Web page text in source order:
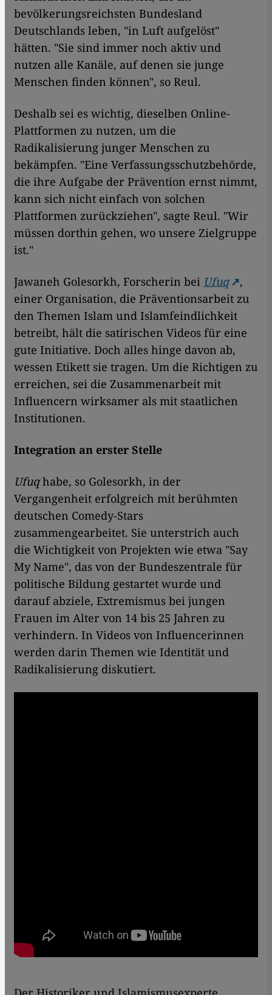
bevölkerungsreichsten Bundesland
Deutschlands leben, "in Luft aufgelöst"
hätten. "Sie sind immer noch aktiv und
nutzen alle Kanäle, auf denen sie junge
Menschen finden können", so Reul.
Deshalb sei es wichtig, dieselben Online-
Plattformen zu nutzen, um die
Radikalisierung junger Menschen zu
bekämpfen. "Eine Verfassungsschutzbehörde,
die ihre Aufgabe der Prävention ernst nimmt,
kann sich nicht einfach von solchen
Plattformen zurückziehen", sagte Reul. "Wir
müssen dorthin gehen, wo unsere Zielgruppe
ist."
Jawaneh Golesorkh, Forscherin bei Ufuq
,
einer Organisation, die Präventionsarbeit zu
den Themen Islam und Islamfeindlichkeit
betreibt, hält die satirischen Videos für eine
gute Initiative. Doch alles hinge davon ab,
wessen Etikett sie tragen. Um die Richtigen zu
erreichen, sei die Zusammenarbeit mit
Influencern wirksamer als mit staatlichen
Institutionen.
Integration an erster Stelle
Ufuqhabe, so Golesorkh, in der
Vergangenheit erfolgreich mit berühmten
deutschen Comedy-Stars
zusammengearbeitet. Sie unterstrich auch
die Wichtigkeit von Projekten wie etwa "Say
My Name", das von der Bundeszentrale für
politische Bildung gestartet wurde und
darauf abziele, Extremismus bei jungen
Frauen im Alter von 14 bis 25 Jahren zu
verhindern. In Videos von Influencerinnen
werden darin Themen wie Identität und
Radikalisierung diskutiert.